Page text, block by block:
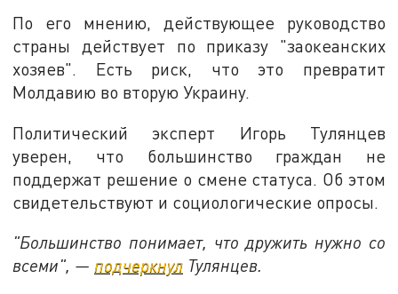
По его мнению, действующее руководство
страны действует по приказу "заокеанских
хозяев". Есть риск, что это превратит
Молдавию во вторую Украину.
Политический эксперт Игорь Тулянцев
уверен, что большинство граждан не
поддержат решение о смене статуса. Об этом
свидетельствуют и социологические опросы.
"Большинство понимает, что дружить нужно со
всеми", — подчеркнул Тулянцев.